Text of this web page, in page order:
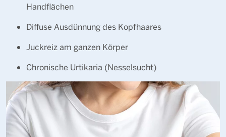
Handflächen
Diffuse Ausdünnung des Kopfhaares
Juckreiz am ganzen Körper
Chronische Urtikaria (Nesselsucht)